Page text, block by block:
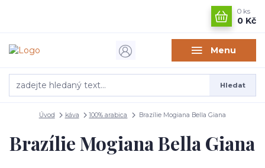
Menu
Hledat
0 ks
0 Kč
Úvod káva 100% arabica Brazílie Mogiana Bella Giana
Brazílie Mogiana Bella Giana